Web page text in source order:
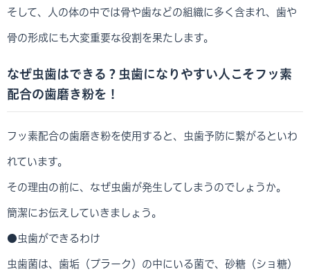
そして、人の体の中では骨や歯などの組織に多く含まれ、歯や
骨の形成にも大変重要な役割を果たします。
なぜ虫歯はできる？虫歯になりやすい人こそフッ素
配合の歯磨き粉を！
フッ素配合の歯磨き粉を使用すると、虫歯予防に繋がるといわ
れています。
その理由の前に、なぜ虫歯が発生してしまうのでしょうか。
簡潔にお伝えしていきましょう。
●虫歯ができるわけ
虫歯菌は、歯垢（プラーク）の中にいる菌で、砂糖（ショ糖）